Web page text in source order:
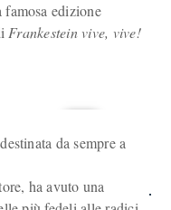
edizione
Frankestein vive, vive!
da sempre a
ha avuto una